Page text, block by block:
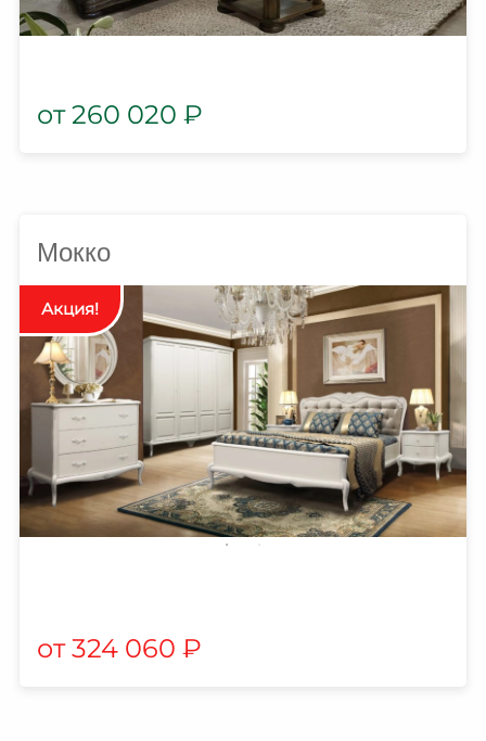
260 020 ₽
Мокко
324 060 ₽